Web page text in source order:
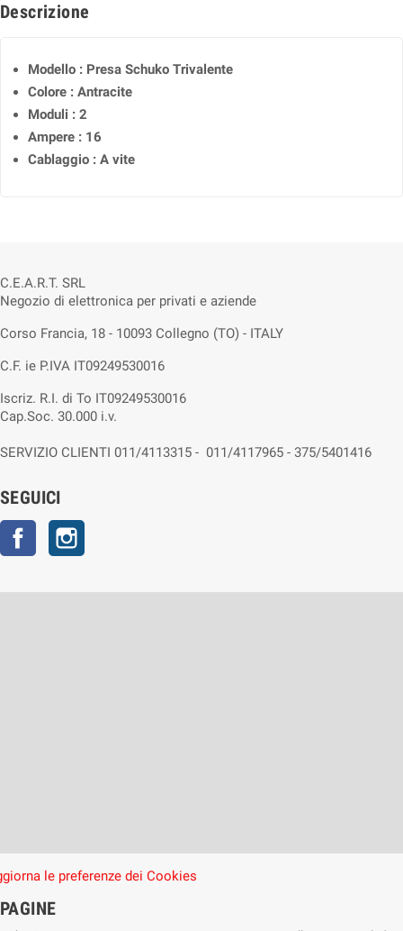
Descrizione
Modello : Presa Schuko Trivalente
Colore : Antracite
Moduli : 2
Ampere : 16
Cablaggio : A vite
C.E.A.R.T. SRL
Negozio di elettronica per privati e aziende
Corso Francia, 18 - 10093 Collegno (TO) - ITALY
C.F. ie P.IVA IT09249530016
Iscriz. R.I. di To IT09249530016
Cap.Soc. 30.000 i.v.
SERVIZIO CLIENTI 011/4113315 - 011/4117965 - 375/5401416
SEGUICI
Facebook
le preferenze dei Cookies
PAGINE